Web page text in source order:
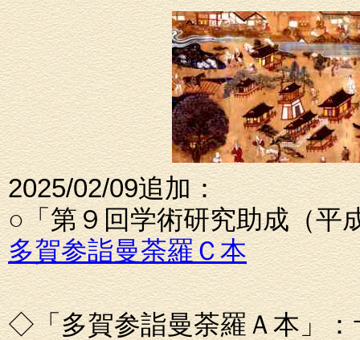
2025/02/09追加：
○「第９回学術研究助成（
多賀参詣曼荼羅Ｃ本
◇「多賀参詣曼荼羅Ａ本」